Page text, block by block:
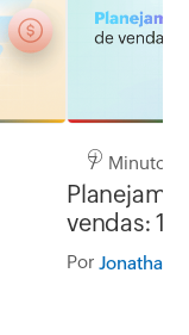
7 Minuto
vendas: 10
Por Jonathan